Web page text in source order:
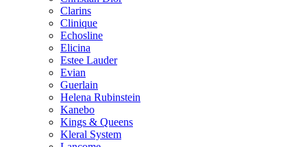
Clarins
Clinique
Echosline
Elicina
Estee Lauder
Evian
Guerlain
Helena Rubinstein
Kanebo
Kings & Queens
Kleral System